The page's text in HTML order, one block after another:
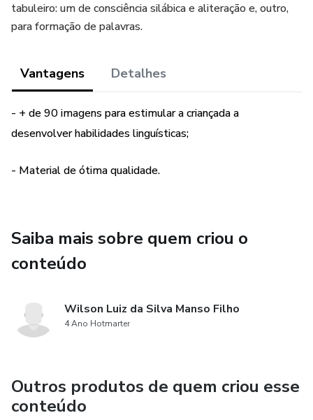
tabuleiro: um de consciência silábica e aliteração e, outro,
para formação de palavras.
Vantagens Detalhes
- + de 90 imagens para estimular a criançada a
desenvolver habilidades linguísticas;
- Material de ótima qualidade.
Saiba mais sobre quem criou o
conteúdo
Wilson Luiz da Silva Manso Filho
4 Ano Hotmarter
Outros produtos de quem criou esse
conteúdo